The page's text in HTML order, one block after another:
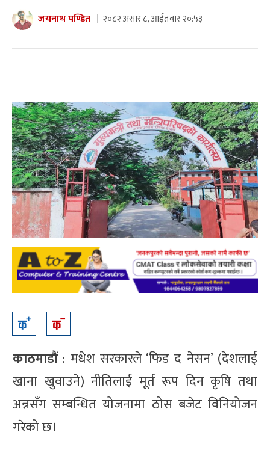
जयनाथ पण्डित २०८२ असार ८, आईतवार २०:५३
काठमाडौं: मधेश सरकारले ‘फिड द नेसन’ (देशलाई
खाना खुवाउने) नीतिलाई मूर्त रूप दिन कृषि तथा
अन्नसँग सम्बन्धित योजनामा ठोस बजेट विनियोजन
गरेको छ।